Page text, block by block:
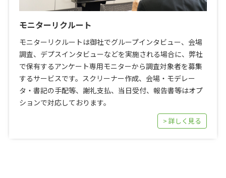
モニターリクルート
モニターリクルートは御社でグループインタビュー、会場
調査、デプスインタビューなどを実施される場合に、弊社
で保有するアンケート専用モニターから調査対象者を募集
するサービスです。スクリーナー作成、会場・モデレー
タ・書記の手配等、謝礼支払、当日受付、報告書等はオプ
ションで対応しております。
> 詳しく見る